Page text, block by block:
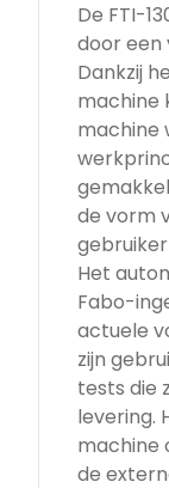
De FTI-
door een
Dankzij
machine
machine
de vorm
Het
Fabo-
actuele
zijn
tests die
levering.
machine
de